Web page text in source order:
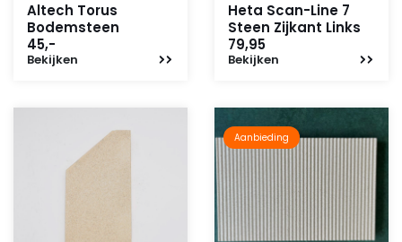
Altech Torus
Bodemsteen
45,-
Bekijken
Heta Scan-Line 7
Steen Zijkant Links
79,95
Bekijken
Aanbieding